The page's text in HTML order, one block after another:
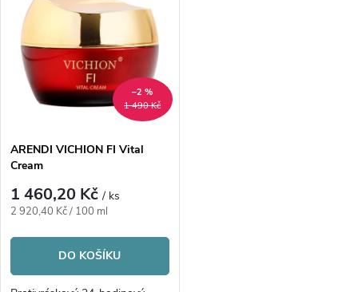
e
n
p
r
o
d
Abecedně
ý
p
s
p
r
o
1 490 Kč
–2 %
ARENDI VICHION FI Vital
Cream
1 460,20 Kč/ ks
Měrná
2 920,40 Kč / 100 ml
DO KOŠÍKU